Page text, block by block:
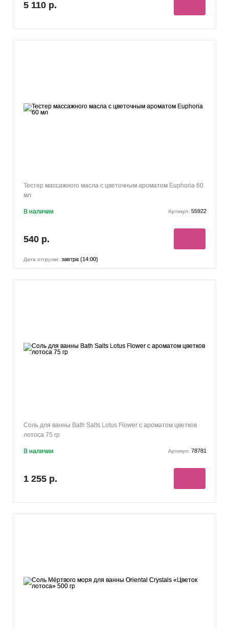
5 110 р.
Тестер массажного масла с цветочным ароматом Euphoria 60
мл
В наличии Артикул: 55922
540 р.
Дата отгрузки: завтра (14:00)
Соль для ванны Bath Salts Lotus Flower с ароматом цветков
лотоса 75 гр
В наличии Артикул: 78781
1 255 р.